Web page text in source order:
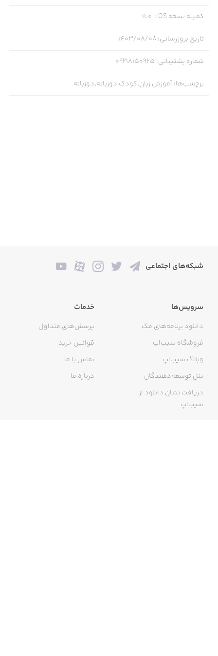
کمینه نسخه iOS :
11.0
تاریخ بروزرسانی:۱۴۰۳/۰۸/۰۸
شماره پشتیبانی:
09218150925
برچسب‌ها:آموزش زبان,کودک دوزبانه,دوزبانه
شبکه‌های اجتماعی
سرویس‌ها
دانلود برنامه‌های مک
فروشگاه سیب‌اپ
وبلاگ سیب‌اپ
پنل توسعه‌دهندگان
دریافت نشان دانلود از
سیب‌اپ
خدمات
پرسش‌های متداول
قوانین خرید
تماس با ما
درباره ما